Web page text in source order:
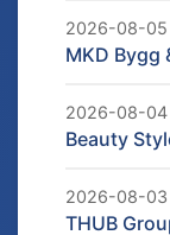
2026-08-05
MKD Bygg
2026-08-04
Beauty
2026-08-03
THUB